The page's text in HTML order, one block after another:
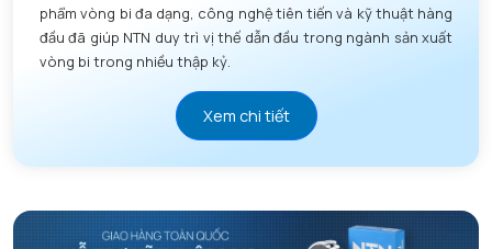
phẩm vòng bi đa dạng, công nghệ tiên tiến và kỹ thuật hàng
đầu đã giúp NTN duy trì vị thế dẫn đầu trong ngành sản xuất
vòng bi trong nhiều thập kỷ.
Xem chi tiết